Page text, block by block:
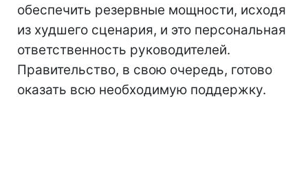
обеспечить резервные мощности, исходя
из худшего сценария, и это персональная
ответственность руководителей.
Правительство, в свою очередь, готово
оказать всю необходимую поддержку.